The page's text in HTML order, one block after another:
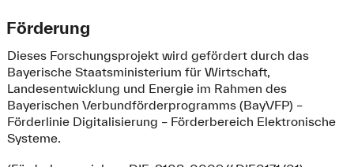
Förderung
Dieses Forschungsprojekt wird gefördert durch das
Bayerische Staatsministerium für Wirtschaft,
Landesentwicklung und Energie im Rahmen des
Bayerischen Verbundförderprogramms (BayVFP) –
Förderlinie Digitalisierung – Förderbereich Elektronische
Systeme.